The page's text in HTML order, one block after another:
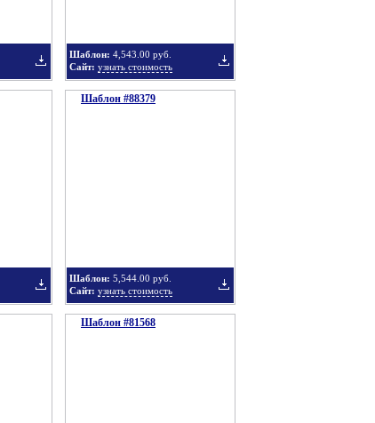
Шаблон: 4,543.00 руб.
Сайт: узнать стоимость
Шаблон #88379
Шаблон: 5,544.00 руб.
Сайт: узнать стоимость
Шаблон #81568